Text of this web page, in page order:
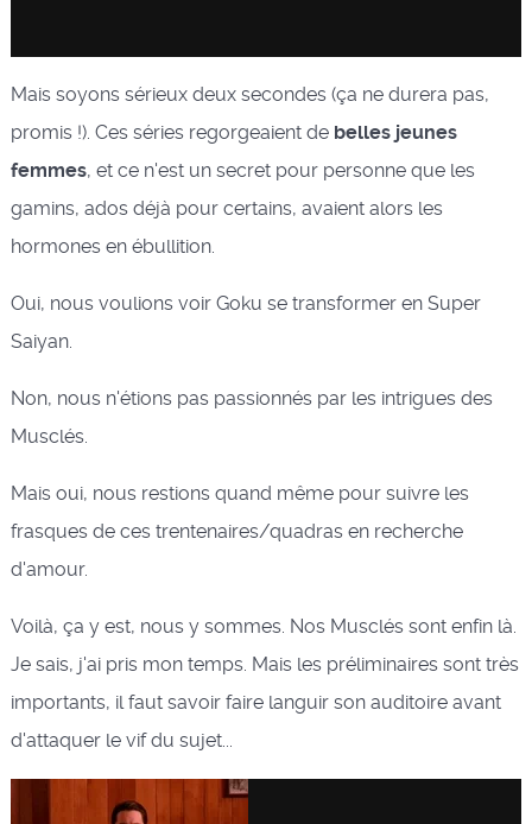
Mais soyons sérieux deux secondes (ça ne durera pas,
promis !). Ces séries regorgeaient de belles jeunes
femmes, et ce n'est un secret pour personne que les
gamins, ados déjà pour certains, avaient alors les
hormones en ébullition.
Oui, nous voulions voir Goku se transformer en Super
Saiyan.
Non, nous n'étions pas passionnés par les intrigues des
Musclés.
Mais oui, nous restions quand même pour suivre les
frasques de ces trentenaires/quadras en recherche
d'amour.
Voilà, ça y est, nous y sommes. Nos Musclés sont enfin là.
Je sais, j'ai pris mon temps. Mais les préliminaires sont très
importants, il faut savoir faire languir son auditoire avant
d'attaquer le vif du sujet...